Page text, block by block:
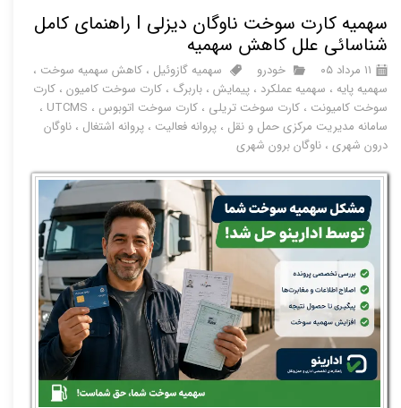
سهمیه کارت سوخت ناوگان دیزلی I راهنمای کامل
شناسائی علل کاهش سهمیه
۱۱ مرداد ۰۵ خودرو سهمیه گازوئیل ،کاهش سهمیه سوخت ،
سهمیه پایه ، سهمیه عملکرد ،پیمایش ،باربرگ ،کارت سوخت کامیون ،کارت
سوخت کامیونت ،کارت سوخت تریلی ،کارت سوخت اتوبوس ، UTCMS ،
سامانه مدیریت مرکزی حمل و نقل ،پروانه فعالیت ،پروانه اشتغال ،ناوگان
درون شهری ،ناوگان برون شهری